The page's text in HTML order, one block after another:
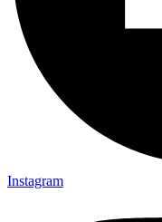
Instagram